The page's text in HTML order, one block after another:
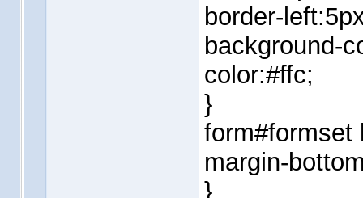
border-
background-
color:#ffc;
}
form#formset
margin-
}